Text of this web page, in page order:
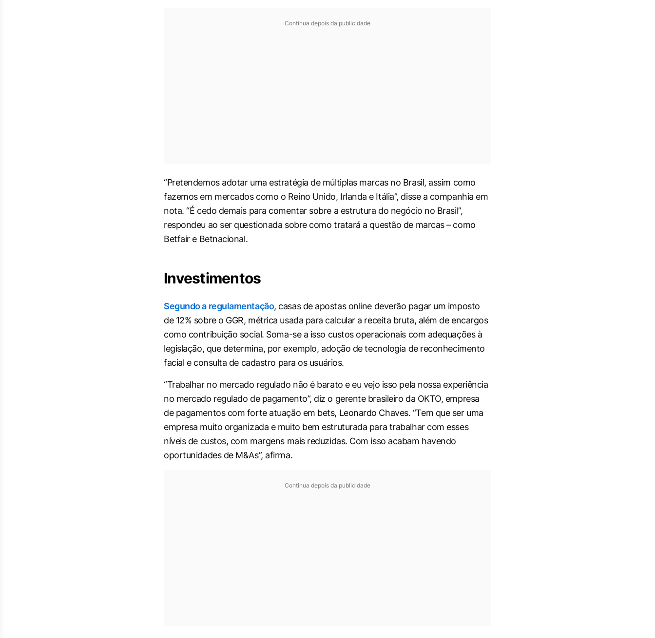
Continua depois da publicidade
“Pretendemos adotar uma estratégia de múltiplas marcas no Brasil, assim como
fazemos em mercados como o Reino Unido, Irlanda e Itália”, disse a companhia em
nota. “É cedo demais para comentar sobre a estrutura do negócio no Brasil”,
respondeu ao ser questionada sobre como tratará a questão de marcas – como
Betfair e Betnacional.
Investimentos
Segundo a regulamentação, casas de apostas online deverão pagar um imposto
de 12% sobre o GGR, métrica usada para calcular a receita bruta, além de encargos
como contribuição social. Soma-se a isso custos operacionais com adequações à
legislação, que determina, por exemplo, adoção de tecnologia de reconhecimento
facial e consulta de cadastro para os usuários.
“Trabalhar no mercado regulado não é barato e eu vejo isso pela nossa experiência
no mercado regulado de pagamento”, diz o gerente brasileiro da OKTO, empresa
de pagamentos com forte atuação em bets, Leonardo Chaves. “Tem que ser uma
empresa muito organizada e muito bem estruturada para trabalhar com esses
níveis de custos, com margens mais reduzidas. Com isso acabam havendo
oportunidades de M&As”, afirma.
Continua depois da publicidade